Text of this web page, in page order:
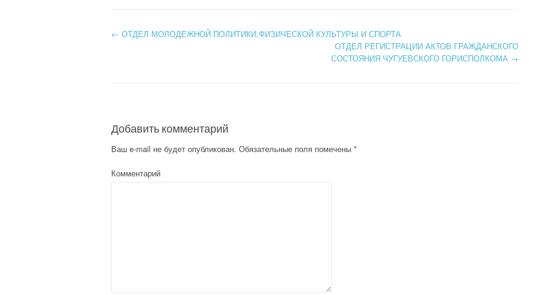
Post navigation
← ОТДЕЛ МОЛОДЕЖНОЙ ПОЛИТИКИ,ФИЗИЧЕСКОЙ КУЛЬТУРЫ И СПОРТА
ОТДЕЛ РЕГИСТРАЦИИ АКТОВ ГРАЖДАНСКОГО
СОСТОЯНИЯ ЧУГУЕВСКОГО ГОРИСПОЛКОМА →
Добавить комментарий
Ваш e-mail не будет опубликован. Обязательные поля помечены *
Комментарий